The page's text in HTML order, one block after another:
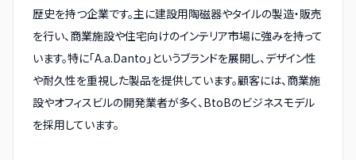
歴史を持つ企業です。主に建設用陶磁器やタイルの製造・販売
を行い、商業施設や住宅向けのインテリア市場に強みを持って
います。特に「A.a.Danto」というブランドを展開し、デザイン性
や耐久性を重視した製品を提供しています。顧客には、商業施
設やオフィスビルの開発業者が多く、BtoBのビジネスモデル
を採用しています。